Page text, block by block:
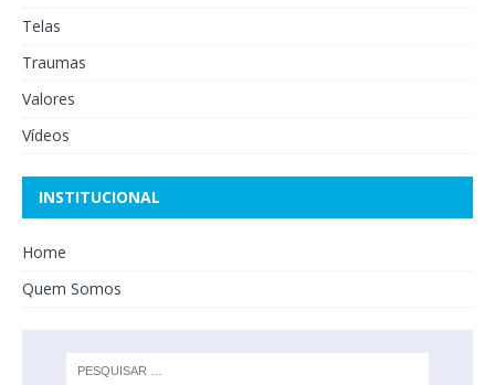
Telas
Traumas
Valores
Vídeos
INSTITUCIONAL
Home
Quem Somos